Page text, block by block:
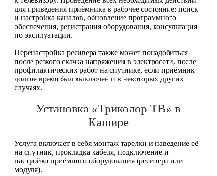
для приведения приёмника в рабочее состояние: поиск
и настройка каналов, обновление программного
обеспечения, регистрация оборудования, консультация
по эксплуатации.
Перенастройка ресивера также может понадобиться
после резкого скачка напряжения в электросети, после
профилактических работ на спутнике, если приёмник
долгое время был выключен и в некоторых других
случаях.
Установка «Триколор ТВ» в
Кашире
Услуга включает в себя монтаж тарелки и наведение её
на спутник, прокладка кабеля, подключение и
настройка приёмного оборудования (ресивера или
модуля).